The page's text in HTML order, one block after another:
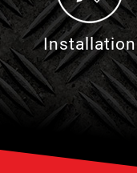
Installation